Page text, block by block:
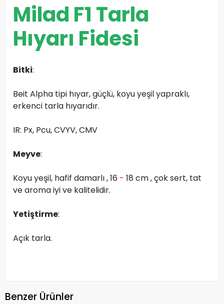
Milad F1 Tarla
Hıyarı Fidesi
Bitki:
Beit Alpha tipi hıyar, güçlü, koyu yeşil yapraklı,
erkenci tarla hıyarıdır.
IR: Px, Pcu, CVYV, CMV
Meyve:
Koyu yeşil, hafif damarlı , 16 - 18 cm , çok sert, tat
ve aroma iyi ve kalitelidir.
Yetiştirme:
Açık tarla.
Benzer Ürünler